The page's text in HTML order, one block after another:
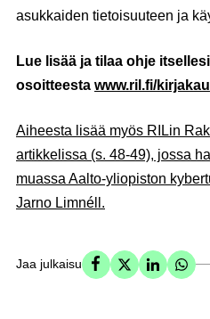
asukkaiden tietoisuuteen ja
Lue lisää ja tilaa ohje
osoitteesta www.ril.fi/
Aiheesta lisää myös RILin
artikkelissa (s. 48-49), jossa
muassa Aalto-yliopiston
Jarno Limnéll.
Jaa julkaisu